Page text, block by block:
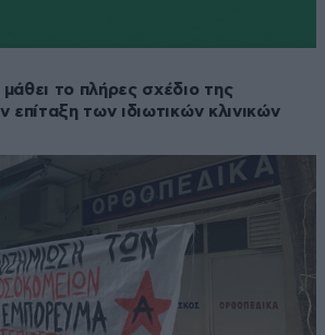
το πλήρες σχέδιο της
επίταξη των ιδιωτικών κλινικών